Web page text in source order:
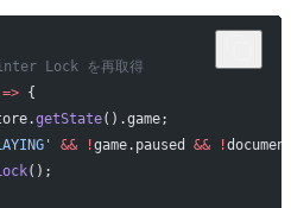
Lock を再取得
=> {
getState().game;
&& !game.paused && !
();